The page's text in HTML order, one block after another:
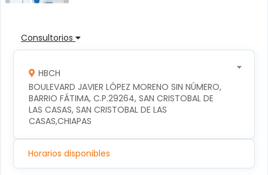
Consultorios
HBCH
BOULEVARD JAVIER LÓPEZ MORENO SIN NÚMERO,
BARRIO FÁTIMA, C.P.29264, SAN CRISTOBAL DE
LAS CASAS, SAN CRISTOBAL DE LAS
CASAS,CHIAPAS
Horarios disponibles